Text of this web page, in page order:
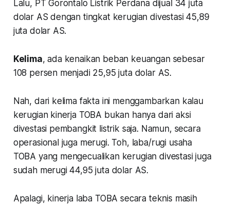
Lalu, PT Gorontalo Listrik Perdana dijual 34 juta
dolar AS dengan tingkat kerugian divestasi 45,89
juta dolar AS.
Kelima, ada kenaikan beban keuangan sebesar
108 persen menjadi 25,95 juta dolar AS.
Nah, dari kelima fakta ini menggambarkan kalau
kerugian kinerja TOBA bukan hanya dari aksi
divestasi pembangkit listrik saja. Namun, secara
operasional juga merugi. Toh, laba/rugi usaha
TOBA yang mengecualikan kerugian divestasi juga
sudah merugi 44,95 juta dolar AS.
Apalagi, kinerja laba TOBA secara teknis masih